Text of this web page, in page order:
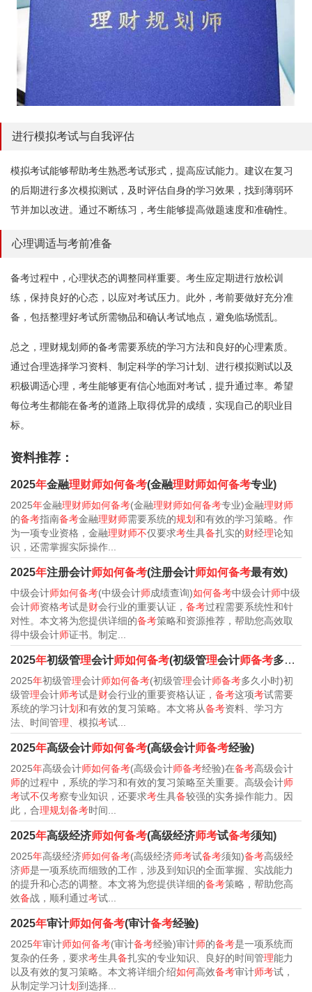
进行模拟考试与自我评估
模拟考试能够帮助考生熟悉考试形式，提高应试能力。建议在复习
的后期进行多次模拟测试，及时评估自身的学习效果，找到薄弱环
节并加以改进。通过不断练习，考生能够提高做题速度和准确性。
心理调适与考前准备
备考过程中，心理状态的调整同样重要。考生应定期进行放松训
练，保持良好的心态，以应对考试压力。此外，考前要做好充分准
备，包括整理好考试所需物品和确认考试地点，避免临场慌乱。
总之，理财规划师的备考需要系统的学习方法和良好的心理素质。
通过合理选择学习资料、制定科学的学习计划、进行模拟测试以及
积极调适心理，考生能够更有信心地面对考试，提升通过率。希望
每位考生都能在备考的道路上取得优异的成绩，实现自己的职业目
标。
资料推荐：
2025年金融理财师如何备考(金融理财师如何备考专业)
2025年金融理财师如何备考(金融理财师如何备考专业)金融理财师
的备考指南备考金融理财师需要系统的规划和有效的学习策略。作
为一项专业资格，金融理财师不仅要求考生具备扎实的财经理论知
识，还需掌握实际操作...
2025年注册会计师如何备考(注册会计师如何备考最有效)
中级会计师如何备考(中级会计师成绩查询)如何备考中级会计师中级
会计师资格考试是财会行业的重要认证， 备考过程需要系统性和针
对性。本文将为您提供详细的备考策略和资源推荐，帮助您高效取
得中级会计师证书。制定...
2025年初级管理会计师如何备考(初级管理会计师备考多久小时)
2025年初级管理会计师如何备考(初级管理会计师备考多久小时)初
级管理会计师考试是财会行业的重要资格认证， 备考这项考试需要
系统的学习计划和有效的复习策略。本文将从备考资料、学习方
法、时间管理 、模拟考试...
2025年高级会计师如何备考(高级会计师备考经验)
2025年高级会计师如何备考(高级会计师备考经验)在备考高级会计
师的过程中，系统的学习和有效的复习策略至关重要。高级会计师
考试不仅考察专业知识，还要求考生具备较强的实务操作能力。因
此，合理规划备考时间...
2025年高级经济师如何备考(高级经济师考试备考须知)
2025年高级经济师如何备考(高级经济师考试备考须知)备考高级经
济师是一项系统而细致的工作，涉及到知识的全面掌握、实战能力
的提升和心态的调整。本文将为您提供详细的备考策略，帮助您高
效备战，顺利通过考试...
2025年审计师如何备考(审计备考经验)
2025年审计师如何备考(审计备考经验)审计师的备考是一项系统而
复杂的任务，要求考生具备扎实的专业知识、良好的时间管理能力
以及有效的复习策略。本文将详细介绍如何高效备考审计师考试，
从制定学习计划到选择...